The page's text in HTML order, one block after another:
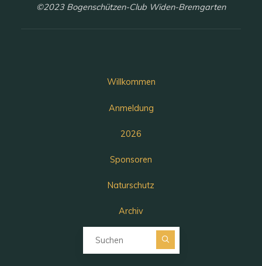
©2023 Bogenschützen-Club Widen-Bremgarten
Willkommen
Anmeldung
2026
Sponsoren
Naturschutz
Archiv